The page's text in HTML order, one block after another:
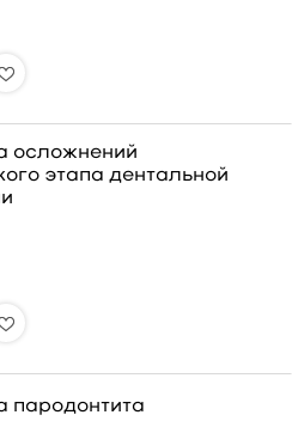
осложнений
этапа дентальной
пародонтита